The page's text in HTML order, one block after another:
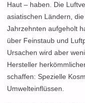
Haut – haben. Die
asiatischen Ländern,
Jahrzehnten aufgeholt
über Feinstaub und
Ursachen wird aber
Hersteller
schaffen: Spezielle
Umwelteinflüssen.